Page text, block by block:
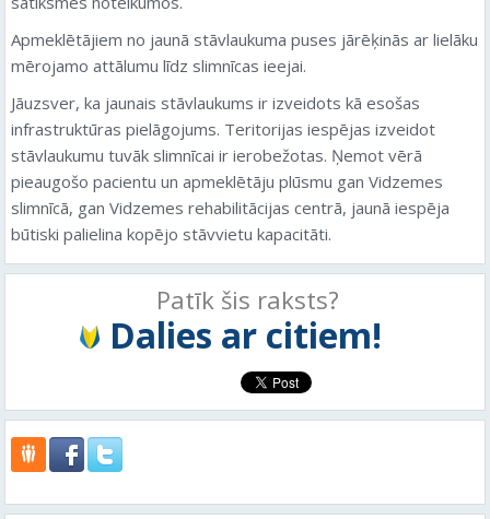
Apmeklētājiem no jaunā stāvlaukuma puses jārēķinās ar lielāku
mērojamo attālumu līdz slimnīcas ieejai.
Jāuzsver, ka jaunais stāvlaukums ir izveidots kā esošas
infrastruktūras pielāgojums. Teritorijas iespējas izveidot
stāvlaukumu tuvāk slimnīcai ir ierobežotas. Ņemot vērā
pieaugošo pacientu un apmeklētāju plūsmu gan Vidzemes
slimnīcā, gan Vidzemes rehabilitācijas centrā, jaunā iespēja
būtiski palielina kopējo stāvvietu kapacitāti.
Patīk šis raksts?
Dalies ar citiem!